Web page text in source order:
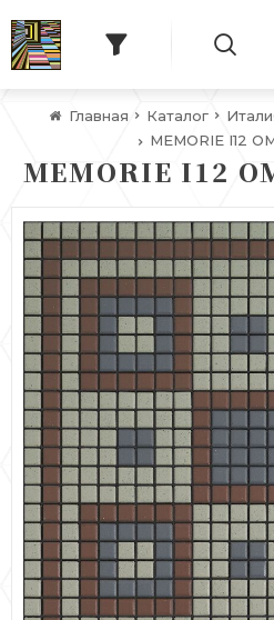
Главная Каталог
MEMORIE I12
MEMORIE I12